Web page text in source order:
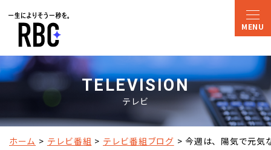
TELEVISION
テレビ
ホーム テレビ番組 テレビ番組ブログ 今週は、陽気で元気